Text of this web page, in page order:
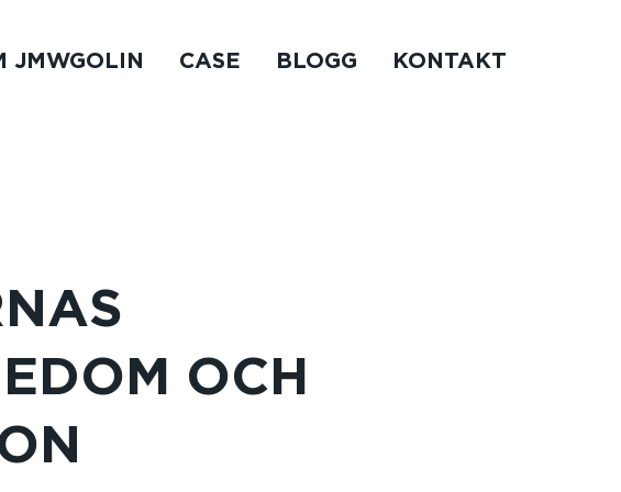
JMWGOLIN CASE BLOGG KONTAKT
OCH